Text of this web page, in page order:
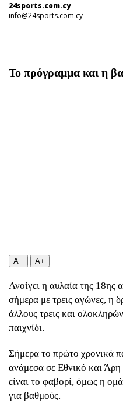
Media
Uncut
24sports.com.cy
info@24sports.com.cy
Το πρόγραμμα και η
A− A+
Ανοίγει η αυλαία της 18ης
σήμερα με τρεις αγώνες, η
άλλους τρεις και
παιχνίδι.
Σήμερα το πρώτο χρονικά
ανάμεσα σε Εθνικό και Άρη
είναι το φαβορί, όμως η
για βαθμούς.